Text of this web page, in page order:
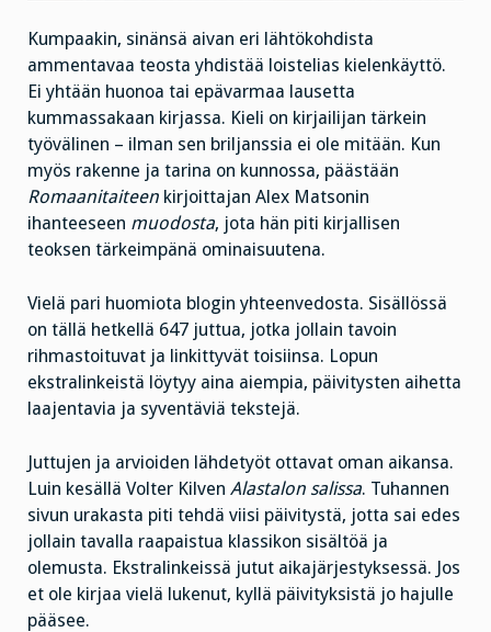
Kumpaakin, sinänsä aivan eri lähtökohdista
ammentavaa teosta yhdistää loistelias kielenkäyttö.
Ei yhtään huonoa tai epävarmaa lausetta
kummassakaan kirjassa. Kieli on kirjailijan tärkein
työvälinen – ilman sen briljanssia ei ole mitään. Kun
myös rakenne ja tarina on kunnossa, päästään
Romaanitaiteen kirjoittajan Alex Matsonin
ihanteeseen muodosta, jota hän piti kirjallisen
teoksen tärkeimpänä ominaisuutena.
Vielä pari huomiota blogin yhteenvedosta. Sisällössä
on tällä hetkellä 647 juttua, jotka jollain tavoin
rihmastoituvat ja linkittyvät toisiinsa. Lopun
ekstralinkeistä löytyy aina aiempia, päivitysten aihetta
laajentavia ja syventäviä tekstejä.
Juttujen ja arvioiden lähdetyöt ottavat oman aikansa.
Luin kesällä Volter Kilven Alastalon salissa. Tuhannen
sivun urakasta piti tehdä viisi päivitystä, jotta sai edes
jollain tavalla raapaistua klassikon sisältöä ja
olemusta. Ekstralinkeissä jutut aikajärjestyksessä. Jos
et ole kirjaa vielä lukenut, kyllä päivityksistä jo hajulle
pääsee.